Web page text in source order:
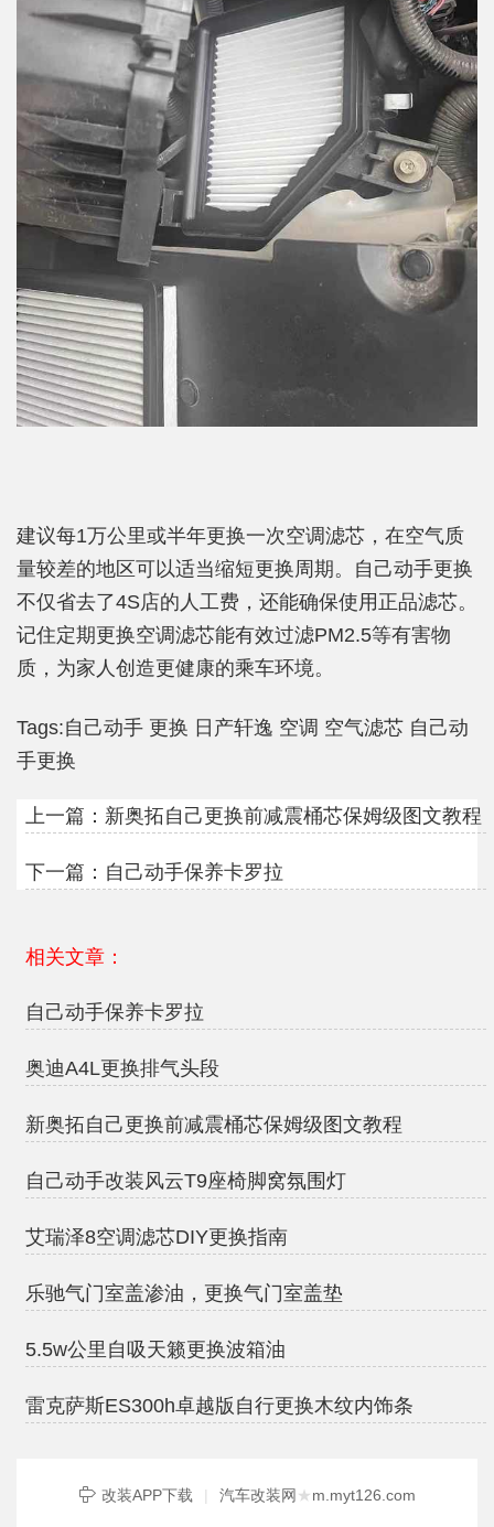
建议每1万公里或半年更换一次空调滤芯，在空气质
量较差的地区可以适当缩短更换周期。自己动手更换
不仅省去了4S店的人工费，还能确保使用正品滤芯。
记住定期更换空调滤芯能有效过滤PM2.5等有害物
质，为家人创造更健康的乘车环境。
Tags:自己动手 更换 日产轩逸 空调 空气滤芯 自己动
手更换
上一篇： 新奥拓自己更换前减震桶芯保姆级图文教程
下一篇： 自己动手保养卡罗拉
相关文章：
自己动手保养卡罗拉
奥迪A4L更换排气头段
新奥拓自己更换前减震桶芯保姆级图文教程
自己动手改装风云T9座椅脚窝氛围灯
艾瑞泽8空调滤芯DIY更换指南
乐驰气门室盖渗油，更换气门室盖垫
5.5w公里自吸天籁更换波箱油
雷克萨斯ES300h卓越版自行更换木纹内饰条
改装APP下载 | 汽车改装网★m.myt126.com